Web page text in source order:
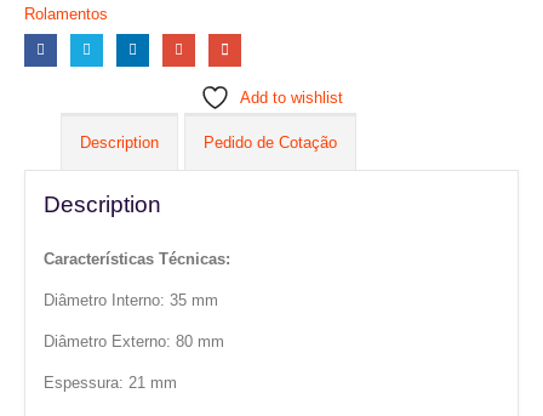
Rolamentos
Add to wishlist
Description Pedido de Cotação
Description
Características Técnicas:
Diâmetro Interno: 35 mm
Diâmetro Externo: 80 mm
Espessura: 21 mm